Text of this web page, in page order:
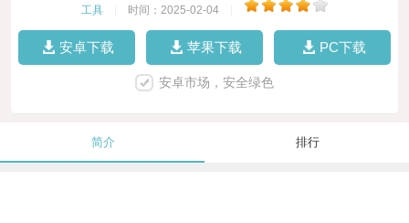
工具 时间：2025-02-04
安卓下载 苹果下载 PC下载
安卓市场，安全绿色
简介 排行